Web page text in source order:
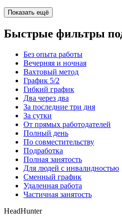
Показать ещё
Быстрые фильтры
Без опыта работы
Вечерняя и ночная
Вахтовый метод
График 5/2
Гибкий график
Два через два
За последние три дня
За сутки
От прямых работодателей
Полный день
По совместительству
Подработка
Полная занятость
Для людей с инвалидностью
Сменный график
Удаленная работа
Частичная занятость
HeadHunter